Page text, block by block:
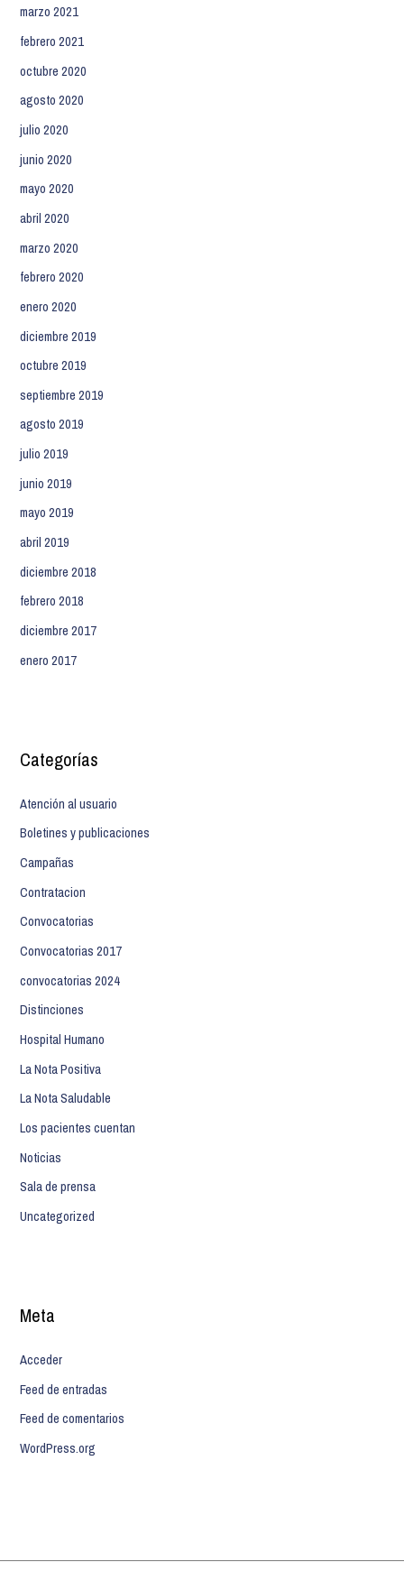
marzo 2021
febrero 2021
octubre 2020
agosto 2020
julio 2020
junio 2020
mayo 2020
abril 2020
marzo 2020
febrero 2020
enero 2020
diciembre 2019
octubre 2019
septiembre 2019
agosto 2019
julio 2019
junio 2019
mayo 2019
abril 2019
diciembre 2018
febrero 2018
diciembre 2017
enero 2017
Categorías
Atención al usuario
Boletines y publicaciones
Campañas
Contratacion
Convocatorias
Convocatorias 2017
convocatorias 2024
Distinciones
Hospital Humano
La Nota Positiva
La Nota Saludable
Los pacientes cuentan
Noticias
Sala de prensa
Uncategorized
Meta
Acceder
Feed de entradas
Feed de comentarios
WordPress.org